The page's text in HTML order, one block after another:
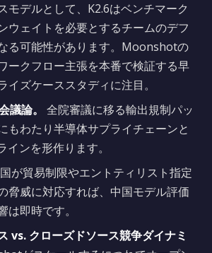
モデルとして、K2.6はベンチマーク
ウェイトを必要とするチームのデフ
る可能性があります。Moonshotの
ークフロー主張を本番で検証する早
イズケーススタディに注目。
論。
全院審議に移る輸出規制パッ
もわたり半導体サプライチェーンと
インを形作ります。
が貿易制限やエントティリスト指定
脅威に対応すれば、中国モデル評価
は即時です。
vs. クローズドソース競争ダイナミ